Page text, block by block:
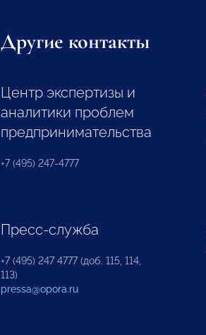
Другие контакты
Центр экспертизы и
аналитики проблем
предпринимательства
+7 (495) 247-4777
Пресс-служба
+7 (495) 247 4777 (доб. 115, 114,
113)
pressa@opora.ru